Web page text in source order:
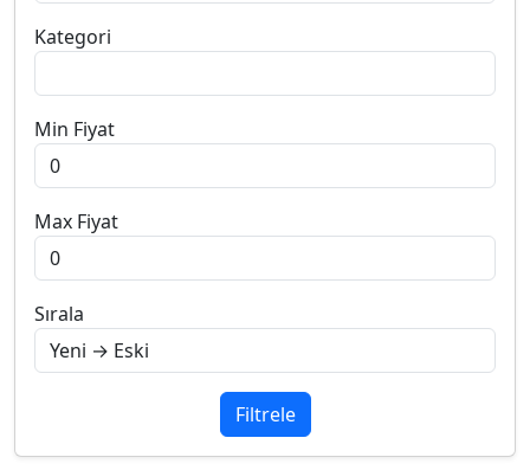
Kategori
Min Fiyat
Max Fiyat
Sırala
Filtrele